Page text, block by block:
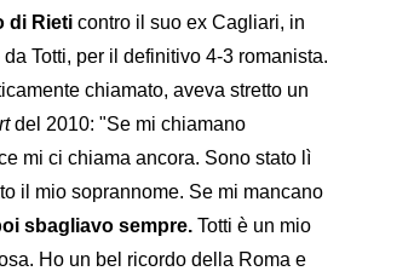
di Rieti contro il suo ex Cagliari, in
Totti, per il definitivo 4-3 romanista.
chiamato, aveva stretto un
del 2010: "Se mi chiamano
mi ci chiama ancora. Sono stato lì
il mio soprannome. Se mi mancano
sbagliavo sempre. Totti è un mio
Ho un bel ricordo della Roma e